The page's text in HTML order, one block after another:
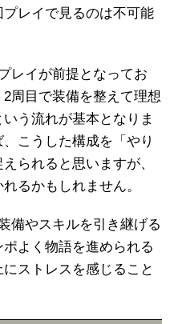
レイで見るのは不可能
レイが前提となってお
周目で装備を整えて理想
う流れが基本となりま
こうした構成を「やり
られると思いますが、
るかもしれません。
備やスキルを引き継げる
よく物語を進められる
ストレスを感じること